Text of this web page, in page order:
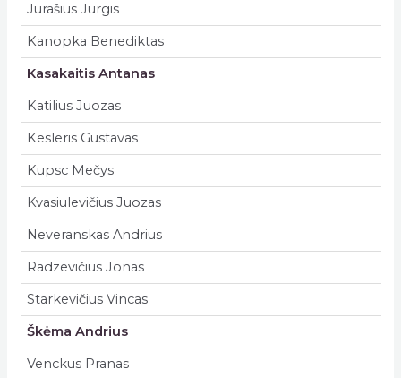
Jurašius Jurgis
Kanopka Benediktas
Kasakaitis Antanas
Katilius Juozas
Kesleris Gustavas
Kupsc Mečys
Kvasiulevičius Juozas
Neveranskas Andrius
Radzevičius Jonas
Starkevičius Vincas
Škėma Andrius
Venckus Pranas